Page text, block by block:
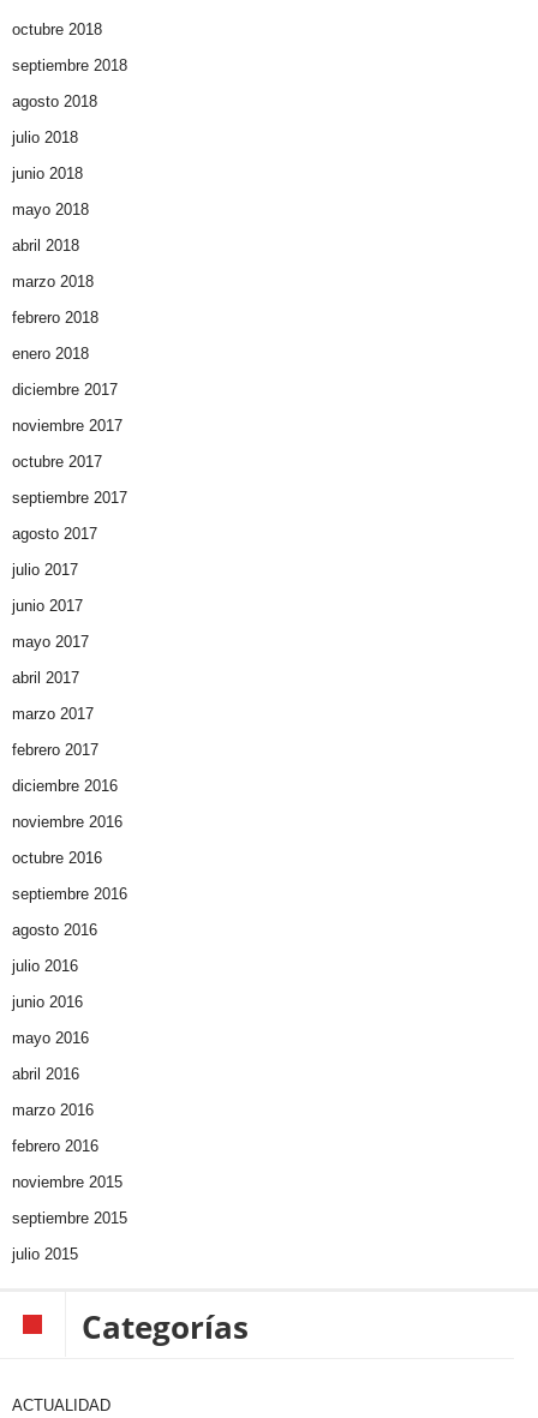
octubre 2018
septiembre 2018
agosto 2018
julio 2018
junio 2018
mayo 2018
abril 2018
marzo 2018
febrero 2018
enero 2018
diciembre 2017
noviembre 2017
octubre 2017
septiembre 2017
agosto 2017
julio 2017
junio 2017
mayo 2017
abril 2017
marzo 2017
febrero 2017
diciembre 2016
noviembre 2016
octubre 2016
septiembre 2016
agosto 2016
julio 2016
junio 2016
mayo 2016
abril 2016
marzo 2016
febrero 2016
noviembre 2015
septiembre 2015
julio 2015
Categorías
ACTUALIDAD